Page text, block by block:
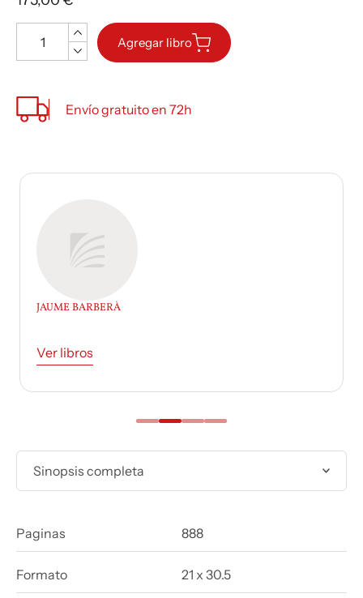
Agregar libro
Envío gratuito en 72h
JESÚS CASAS
Ver libros
Sinopsis completa
Paginas 888
Formato 21 x 30.5